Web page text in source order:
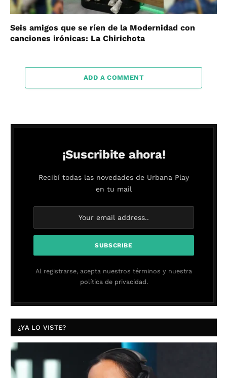
Seis amigos que se ríen de la Modernidad con
canciones irónicas: La Chirichota
ADD A COMMENT
¡Suscribite ahora!
Recibí todas las novedades de Urbana Play
en tu mail
Al registrarse, acepta nuestros términos y nuestra
política de privacidad.
¿YA LO VISTE?